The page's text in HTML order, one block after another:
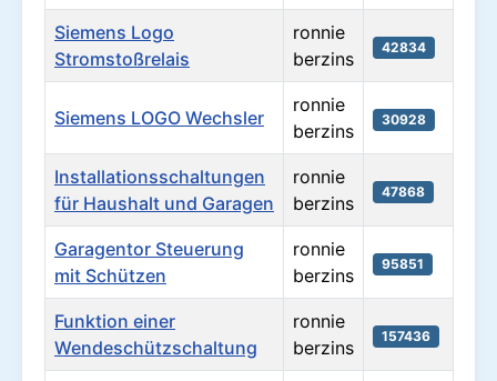
Siemens Logo
Stromstoßrelais
ronnie
berzins
42834
Siemens LOGO Wechsler
ronnie
berzins
30928
Installationsschaltungen
für Haushalt und Garagen
ronnie
berzins
47868
Garagentor Steuerung
mit Schützen
ronnie
berzins
95851
Funktion einer
Wendeschützschaltung
ronnie
berzins
157436